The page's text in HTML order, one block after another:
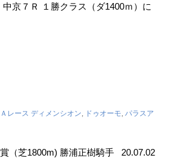
京７Ｒ １勝クラス（ダ1400ｍ）に
レース ディメンシオン, ドゥオーモ, パラスア
（芝1800m) 勝浦正樹騎手 20.07.02